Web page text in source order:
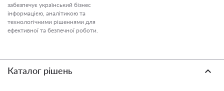
забезпечує український бізнес
інформацією, аналітикою та
технологічними рішеннями для
ефективної та безпечної роботи.
Каталог рішень